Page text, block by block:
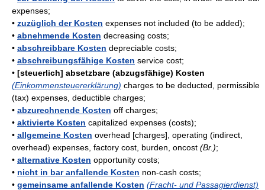
expenses;
• zuzüglich der Kosten expenses not included (to be added);
• abnehmende Kosten decreasing costs;
• abschreibbare Kosten depreciable costs;
• abschreibungsfähige Kosten service cost;
• [steuerlich] absetzbare (abzugsfähige) Kosten
(Einkommensteuererklärung) charges to be deducted, permissible
(tax) expenses, deductible charges;
• abzurechnende Kosten off charges;
• aktivierte Kosten capitalized expenses (costs);
• allgemeine Kosten overhead [charges], operating (indirect,
overhead) expenses, factory cost, burden, oncost (Br.);
• alternative Kosten opportunity costs;
• nicht in bar anfallende Kosten non-cash costs;
• gemeinsame anfallende Kosten (Fracht- und Passagierdienst)